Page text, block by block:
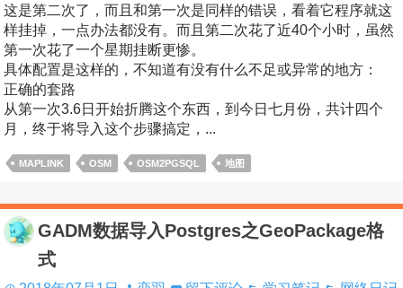
这是第二次了，而且和第一次是同样的错误，看着它程序就这
样挂掉，一点办法都没有。而且第二次花了近40个小时，虽然
第一次花了一个星期挂断更惨。
具体配置是这样的，不知道有没有什么不足或异常的地方：
正确的套路
从第一次3.6日开始折腾这个东西，到今日七月份，共计四个
月，终于将导入这个步骤搞定，...
MAPLINK OSM OSM2PGSQL 地图
GADM数据导入Postgres之GeoPackage格
式